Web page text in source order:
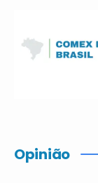
Opinião